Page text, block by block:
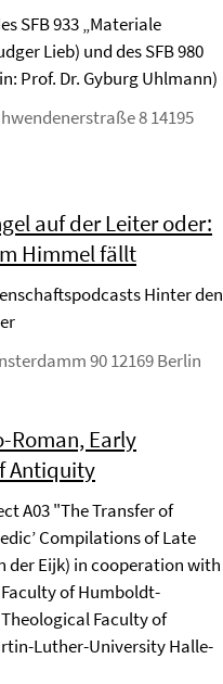
SFB 933 „Materiale
Lieb) und des SFB 980
Prof. Dr. Gyburg Uhlmann)
8 14195
auf der Leiter oder:
Himmel fällt
Hinter den
90 12169 Berlin
Roman, Early
Antiquity
A03 "The Transfer of
Compilations of Late
der Eijk) in cooperation with
of Humboldt-
Faculty of
Luther-University Halle-